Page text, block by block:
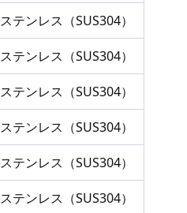
ステンレス（SUS304）
ステンレス（SUS304）
ステンレス（SUS304）
ステンレス（SUS304）
ステンレス（SUS304）
ステンレス（SUS304）